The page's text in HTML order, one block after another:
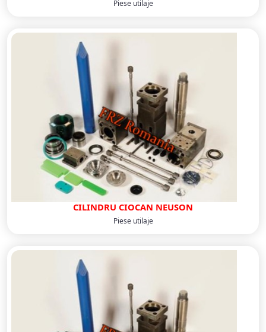
Piese utilaje
CILINDRU CIOCAN NEUSON
Piese utilaje